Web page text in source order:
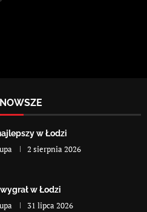
w Łodzi
2 sierpnia 2026
w Łodzi
31 lipca 2026